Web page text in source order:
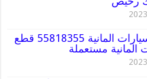
قطع غيار سيارات المانية 55818355 قطع
المانية مستعملة